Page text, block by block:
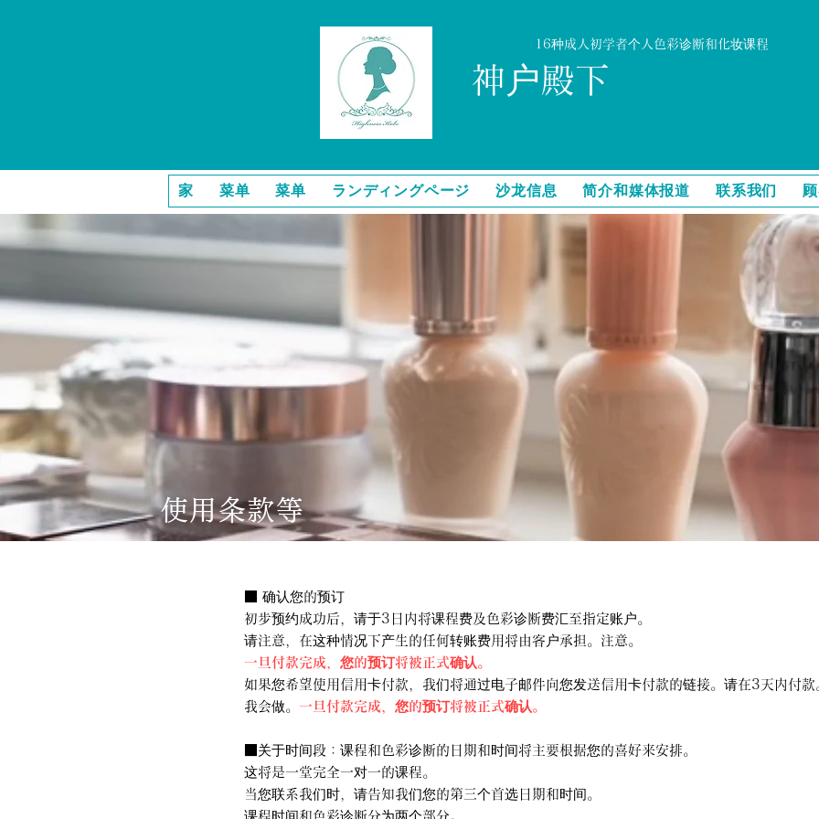
16种成人初学者个人色彩诊断和化妆课程
神户殿下
家 菜单 菜单 ランディングページ 沙龙信息 简介和媒体报道 联系我们
使用条款等
■ 确认您的预订
初步预约成功后，请于3日内将课程费及色彩诊断费汇至指定账户。
请注意，在这种情况下产生的任何转账费用将由客户承担。注意。
一旦付款完成，您的预订将被正式确认。
如果您希望使用信用卡付款，我们将通过电子邮件向您发送信用卡付款的链接。请在3天内付款
我会做。 一旦付款完成，您的预订将被正式确认。
■关于时间段：课程和色彩诊断的日期和时间将主要根据您的喜好来安排。
这将是一堂完全一对一的课程。
当您联系我们时，请告知我们您的第三个首选日期和时间。
课程时间和色彩诊断分为两个部分。